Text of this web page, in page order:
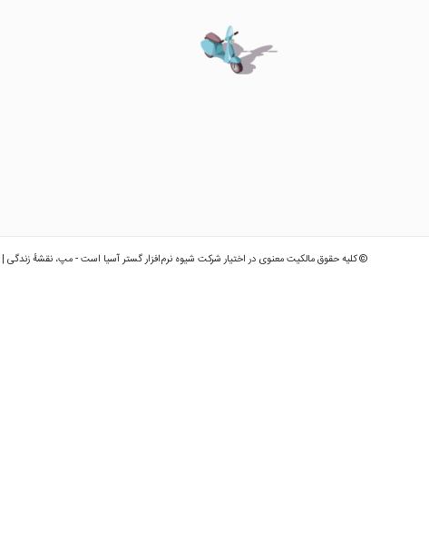
© کلیه حقوق مالکیت معنوی در اختیار شرکت شیوه نرم‌افزار گستر آسیا است - مپ، نقشهٔ زندگی |